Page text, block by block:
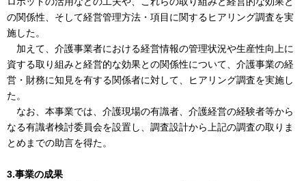
の関係性、そして経営管理方法・項目に関するヒアリング調査を実
施した。
加えて、介護事業者における経営情報の管理状況や生産性向上に
資する取り組みと経営的な効果との関係性について、介護事業の経
営・財務に知見を有する関係者に対して、ヒアリング調査を実施し
た。
なお、本事業では、介護現場の有識者、介護経営の経験者等から
なる有識者検討委員会を設置し、調査設計から上記の調査の取りま
とめまでの助言を得た。
3.事業の成果